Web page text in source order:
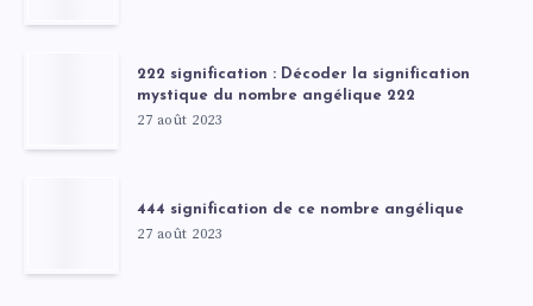
222 signification : Décoder la signification
mystique du nombre angélique 222
27 août 2023
444 signification de ce nombre angélique
27 août 2023